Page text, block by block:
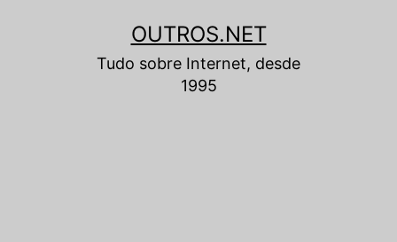
OUTROS.NET
Tudo sobre Internet, desde
1995